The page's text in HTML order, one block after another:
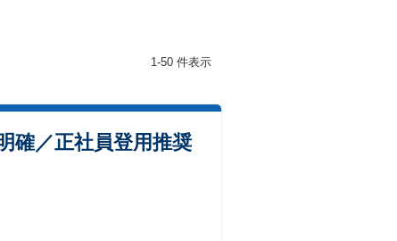
1-50 件表示
確／正社員登用推奨